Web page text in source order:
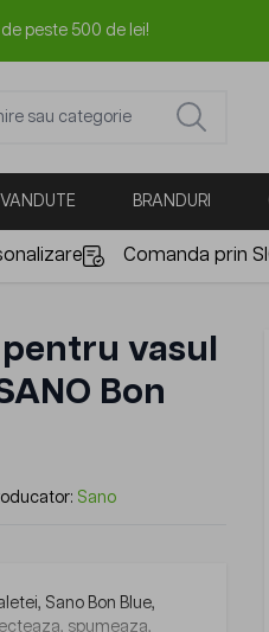
peste 500 de lei!
BRANDURI
Comanda prin
vasul
Bon
Sano
Sano Bon Blue,
spumeaza,